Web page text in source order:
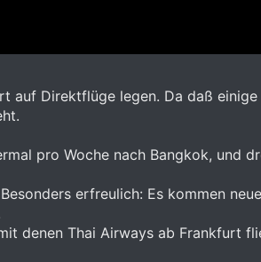
auf Direktflüge legen. Da daß
pro Woche nach Bangkok, und
erfreulich: Es kommen
denen Thai Airways ab Frankfurt